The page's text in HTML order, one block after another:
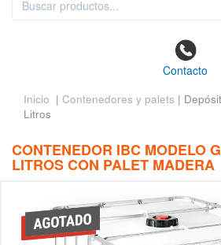
Contacto
Inicio | Contenedores y palets |
Litros
CONTENEDOR IBC MODELO
LITROS CON PALET MADERA